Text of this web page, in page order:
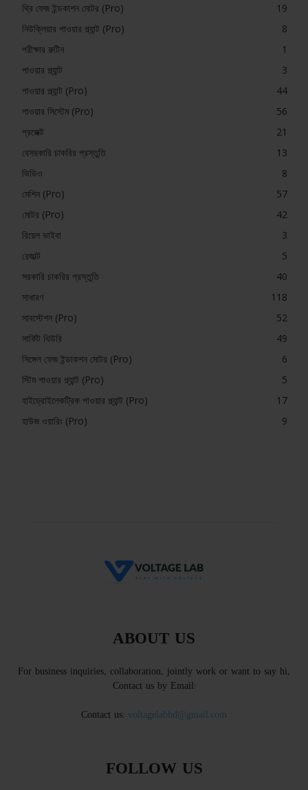
থ্রি ফেজ ইন্ডকাশন মোটর (Pro)
19
নিউক্লিয়ার পাওয়ার প্ল্যান্ট (Pro)
8
পরীক্ষার রুটিন
1
পাওয়ার প্ল্যান্ট
3
পাওয়ার প্ল্যান্ট (Pro)
44
পাওয়ার সিস্টেম (Pro)
56
প্রজেক্ট
21
বেসরকারি চাকরির প্রস্তুতি
13
ভিডিও
8
মেশিন (Pro)
57
মোটর (Pro)
42
রিয়েল ভাইবা
3
রেজাল্ট
5
সরকারি চাকরির প্রস্তুতি
40
সাধারণ
118
সাবস্টেশন (Pro)
52
সার্কিট থিউরি
49
সিঙ্গেল ফেজ ইন্ডাকশন মোটর (Pro)
6
স্টিম পাওয়ার প্ল্যান্ট (Pro)
5
হাইড্রোইলেকট্রিক পাওয়ার প্ল্যান্ট (Pro)
17
হাউজ ওয়ারিং (Pro)
9
ABOUT US
For business inquiries, collaboration, jointly work or want to say hi,
Contact us by Email:
Contact us: voltagelabbd@gmail.com
FOLLOW US